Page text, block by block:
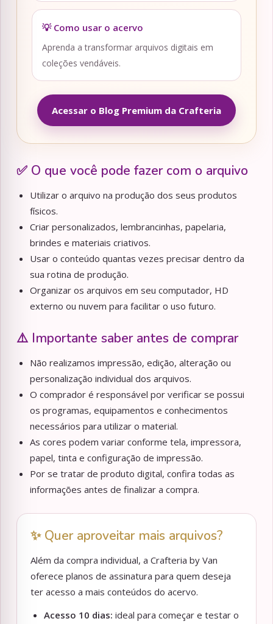
💡 Como usar o acervo
Aprenda a transformar arquivos digitais em
coleções vendáveis.
Acessar o Blog Premium da Crafteria
✅ O que você pode fazer com o arquivo
Utilizar o arquivo na produção dos seus produtos
físicos.
Criar personalizados, lembrancinhas, papelaria,
brindes e materiais criativos.
Usar o conteúdo quantas vezes precisar dentro da
sua rotina de produção.
Organizar os arquivos em seu computador, HD
externo ou nuvem para facilitar o uso futuro.
⚠️ Importante saber antes de comprar
Não realizamos impressão, edição, alteração ou
personalização individual dos arquivos.
O comprador é responsável por verificar se possui
os programas, equipamentos e conhecimentos
necessários para utilizar o material.
As cores podem variar conforme tela, impressora,
papel, tinta e configuração de impressão.
Por se tratar de produto digital, confira todas as
informações antes de finalizar a compra.
✨ Quer aproveitar mais arquivos?
Além da compra individual, a Crafteria by Van
oferece planos de assinatura para quem deseja
ter acesso a mais conteúdos do acervo.
Acesso 10 dias: ideal para começar e testar o